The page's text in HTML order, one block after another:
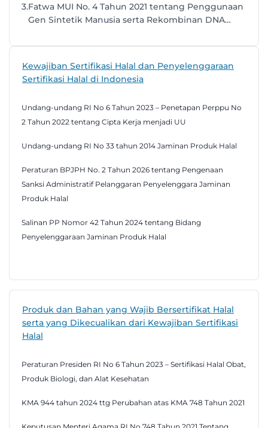
3.Fatwa MUI No. 4 Tahun 2021 tentang Penggunaan
Gen Sintetik Manusia serta Rekombinan DNA
Kewajiban Sertifikasi Halal dan Penyelenggaraan
Sertifikasi Halal di Indonesia
Undang-undang RI No 6 Tahun 2023 – Penetapan Perppu No
2 Tahun 2022 tentang Cipta Kerja menjadi UU
Undang-undang RI No 33 tahun 2014 Jaminan Produk Halal
Peraturan BPJPH No. 2 Tahun 2026 tentang Pengenaan
Sanksi Administratif Pelanggaran Penyelenggara Jaminan
Produk Halal
Salinan PP Nomor 42 Tahun 2024 tentang Bidang
Penyelenggaraan Jaminan Produk Halal
Produk dan Bahan yang Wajib Bersertifikat Halal
serta yang Dikecualikan dari Kewajiban Sertifikasi
Halal
Peraturan Presiden RI No 6 Tahun 2023 – Sertifikasi Halal Obat,
Produk Biologi, dan Alat Kesehatan
KMA 944 tahun 2024 ttg Perubahan atas KMA 748 Tahun 2021